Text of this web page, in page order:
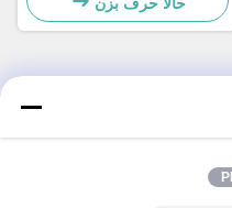
7310000715